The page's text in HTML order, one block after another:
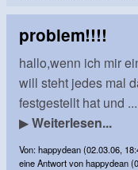
problem!!!!
hallo,wenn ich mir
will steht jedes mal
festgestellt hat und ...
▶Weiterlesen...
Von: happydean (02.03.06,
eine Antwort von happydean